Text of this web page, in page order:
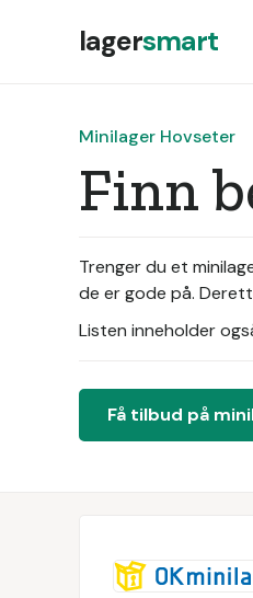
lagersmart
Minilager Hovseter
Finn
Trenger du et
de er gode på.
Listen inneholder
Få tilbud på